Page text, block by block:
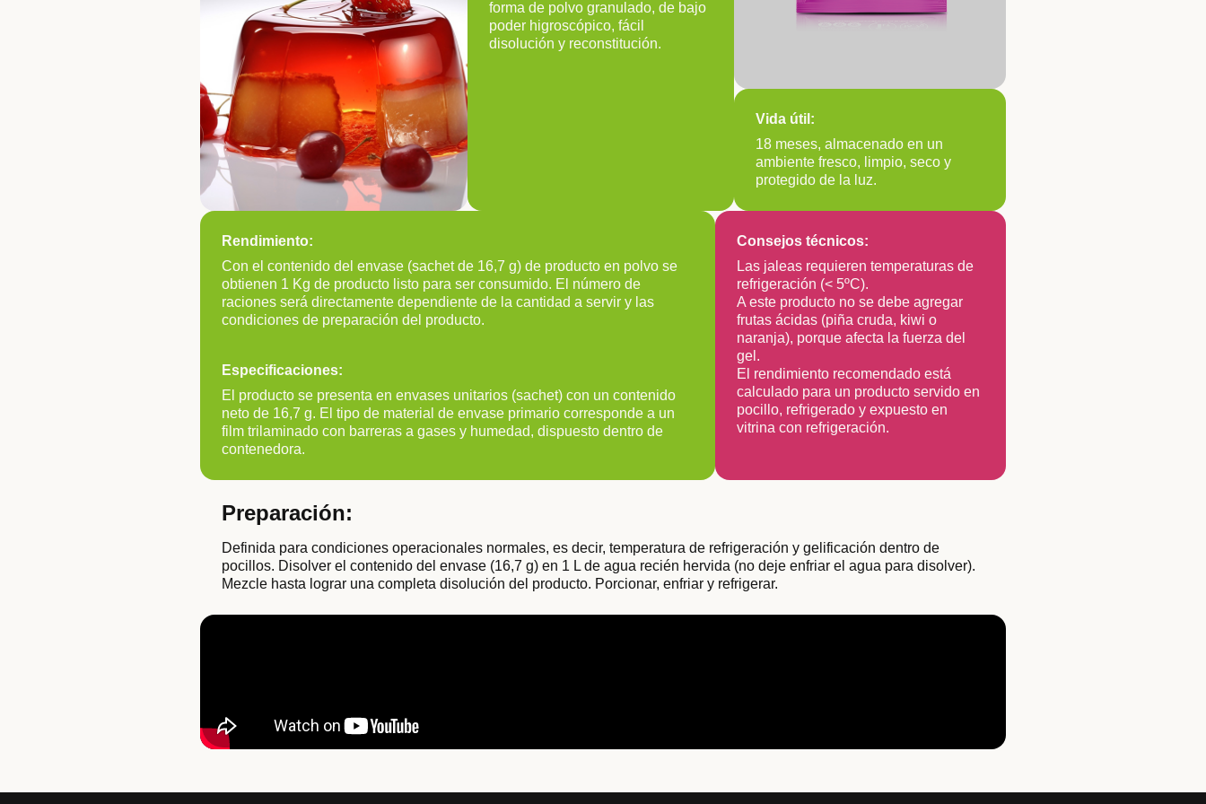
forma de polvo granulado, de bajo
poder higroscópico, fácil
disolución y reconstitución.
Vida útil:
18 meses, almacenado en un
ambiente fresco, limpio, seco y
protegido de la luz.
Rendimiento:
Con el contenido del envase (sachet de 16,7 g) de producto en polvo se
obtienen 1 Kg de producto listo para ser consumido. El número de
raciones será directamente dependiente de la cantidad a servir y las
condiciones de preparación del producto.
Especificaciones:
El producto se presenta en envases unitarios (sachet) con un contenido
neto de 16,7 g. El tipo de material de envase primario corresponde a un
film trilaminado con barreras a gases y humedad, dispuesto dentro de
contenedora.
Consejos técnicos:
Las jaleas requieren temperaturas de
refrigeración (< 5ºC).
A este producto no se debe agregar
frutas ácidas (piña cruda, kiwi o
naranja), porque afecta la fuerza del
gel.
El rendimiento recomendado está
calculado para un producto servido en
pocillo, refrigerado y expuesto en
vitrina con refrigeración.
Preparación:
Definida para condiciones operacionales normales, es decir, temperatura de refrigeración y gelificación dentro de
pocillos. Disolver el contenido del envase (16,7 g) en 1 L de agua recién hervida (no deje enfriar el agua para disolver).
Mezcle hasta lograr una completa disolución del producto. Porcionar, enfriar y refrigerar.